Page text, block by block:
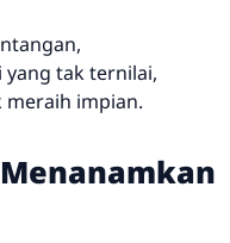
yang tak ternilai,
impian.